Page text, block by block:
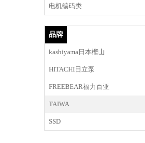
电机编码类
品牌
kashiyama日本樫山
HITACHI日立泵
FREEBEAR福力百亚
TAIWA
SSD